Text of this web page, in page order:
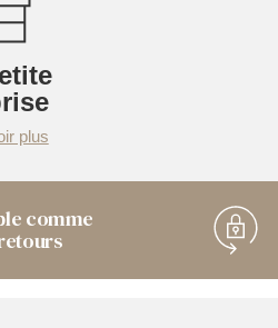
plus
comme